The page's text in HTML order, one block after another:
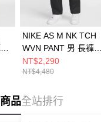
NIKE AS M NK TCH
WVN PANT 男 長褲
FZ0711060
NT$2,290
NT$4,480
品全站排行